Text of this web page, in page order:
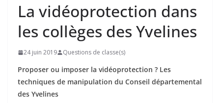
La vidéoprotection dans
les collèges des Yvelines
24 juin 2019 Questions de classe(s)
Proposer ou imposer la vidéoprotection ? Les
techniques de manipulation du Conseil départemental
des Yvelines